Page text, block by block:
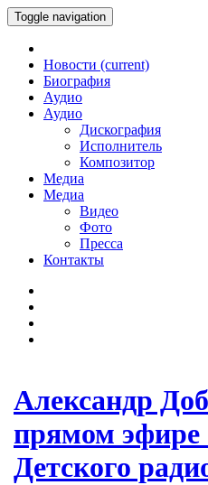
Toggle navigation
Новости (current)
Биография
Аудио
Аудио
Дискография
Исполнитель
Композитор
Медиа
Медиа
Видео
Фото
Пресса
Контакты
Александр
прямом
Детского